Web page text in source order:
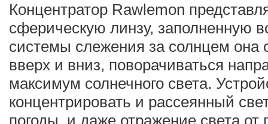
Концентратор Rawlemon
сферическую линзу, заполненную
системы слежения за солнцем она
вверх и вниз, поворачиваться
максимум солнечного света.
концентрировать и рассеянный
погоды, и даже отражение света